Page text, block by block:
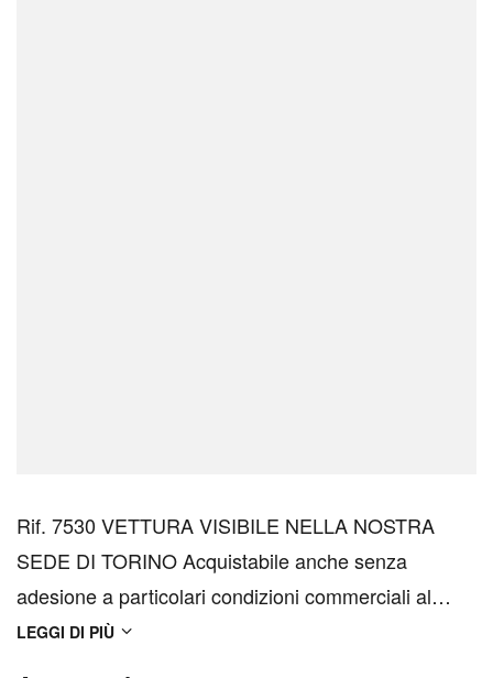
Rif. 7530 VETTURA VISIBILE NELLA NOSTRA
SEDE DI TORINO Acquistabile anche senza
adesione a particolari condizioni commerciali al
prezzo di € 27.990 Scopri oltre 500 vetture di
LEGGI DI PIÙ